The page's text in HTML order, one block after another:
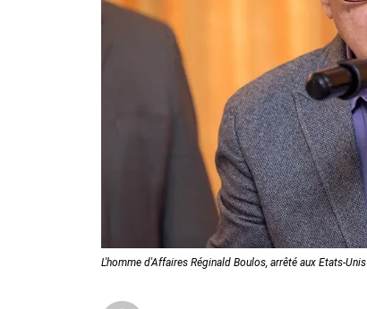
L'homme d'Affaires Réginald Boulos, arrêté aux Etats-Unis